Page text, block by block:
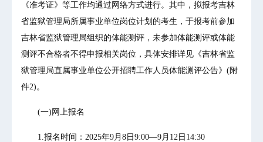
《准考证》等工作均通过网络方式进行。其中，拟报考吉林
省监狱管理局所属事业单位岗位计划的考生，于报考前参加
吉林省监狱管理局组织的体能测评，未参加体能测评或体能
测评不合格者不得申报相关岗位，具体安排详见《吉林省监
狱管理局直属事业单位公开招聘工作人员体能测评公告》(附
件2)。
(一)网上报名
1.报名时间：2025年9月8日9:00—9月12日14:30